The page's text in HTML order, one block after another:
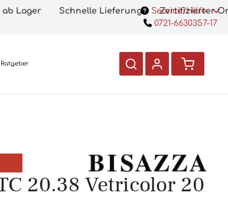
ab Lager Schnelle Lieferung Zertifizierter
Service/Hilfe
0721-6630357-17
Ratgeber
20.38 Vetricolor 20